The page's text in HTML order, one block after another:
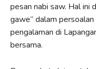
pesan nabi saw. Hal ini
gawe” dalam
pengalaman di
bersama.